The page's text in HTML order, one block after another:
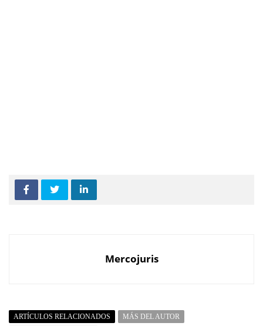
Mercojuris
ARTÍCULOS RELACIONADOS
MÁS DEL AUTOR